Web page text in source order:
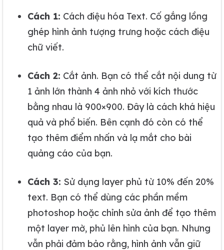
Cách 1: Cách điệu hóa Text. Cố gắng lồng
ghép hình ảnh tượng trưng hoặc cách điệu
chữ viết.
Cách 2: Cắt ảnh. Bạn có thể cắt nội dung từ
1 ảnh lớn thành 4 ảnh nhỏ với kích thước
bằng nhau là 900×900. Đây là cách khá hiệu
quả và phổ biến. Bên cạnh đó còn có thể
tạo thêm điểm nhấn và lạ mắt cho bài
quảng cáo của bạn.
Cách 3: Sử dụng layer phủ từ 10% đến 20%
text. Bạn có thể dùng các phần mềm
photoshop hoặc chỉnh sửa ảnh để tạo thêm
một layer mờ, phủ lên hình của bạn. Nhưng
vẫn phải đảm bảo rằng, hình ảnh vẫn giữ